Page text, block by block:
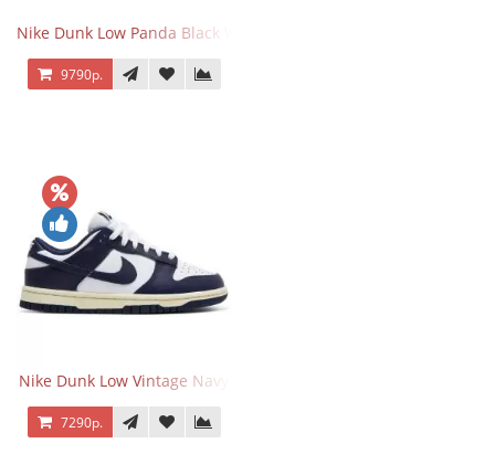
Nike Dunk Low Panda Black White
9790р.
Nike Dunk Low Vintage Navy
7290р.